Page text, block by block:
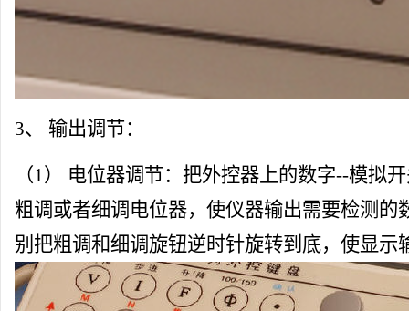
3、 输出调节：
（1） 电位器调节：把外控器上的数字--模拟
粗调或者细调电位器，使仪器输出需要检测的
别把粗调和细调旋钮逆时针旋转到底，使显示